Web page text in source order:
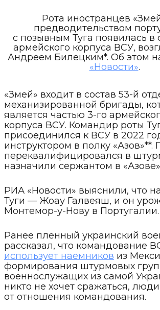
Рота иностранцев
предводительством
с позывным Туга появилась в
армейского корпуса ВСУ,
Андреем Билецким*. Об этом
«Новости».
«Змей» входит в состав 53-й
механизированной бригады,
является частью 3-го
корпуса ВСУ. Командир роты
присоединился к ВСУ в 2022
инструктором в полку «Азов»**.
переквалифицировался в
назначили сержантом в
РИА «Новости» выяснили, что
Туги — Жоау Галвеяш, и он
Монтемор-у-Нову в Португалии.
Ранее пленный украинский
рассказал, что командование
использует наемников из
формирования штурмовых
военнослужащих из самой
никто не хочет сражаться,
от отношения командования.